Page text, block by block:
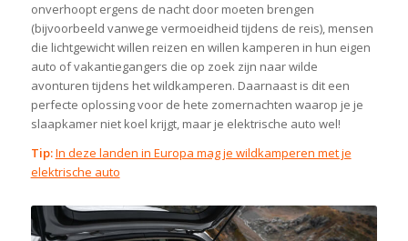
onverhoopt ergens de nacht door moeten brengen
(bijvoorbeeld vanwege vermoeidheid tijdens de reis), mensen
die lichtgewicht willen reizen en willen kamperen in hun eigen
auto of vakantiegangers die op zoek zijn naar wilde
avonturen tijdens het wildkamperen. Daarnaast is dit een
perfecte oplossing voor de hete zomernachten waarop je je
slaapkamer niet koel krijgt, maar je elektrische auto wel!
Tip:In deze landen in Europa mag je wildkamperen met je
elektrische auto